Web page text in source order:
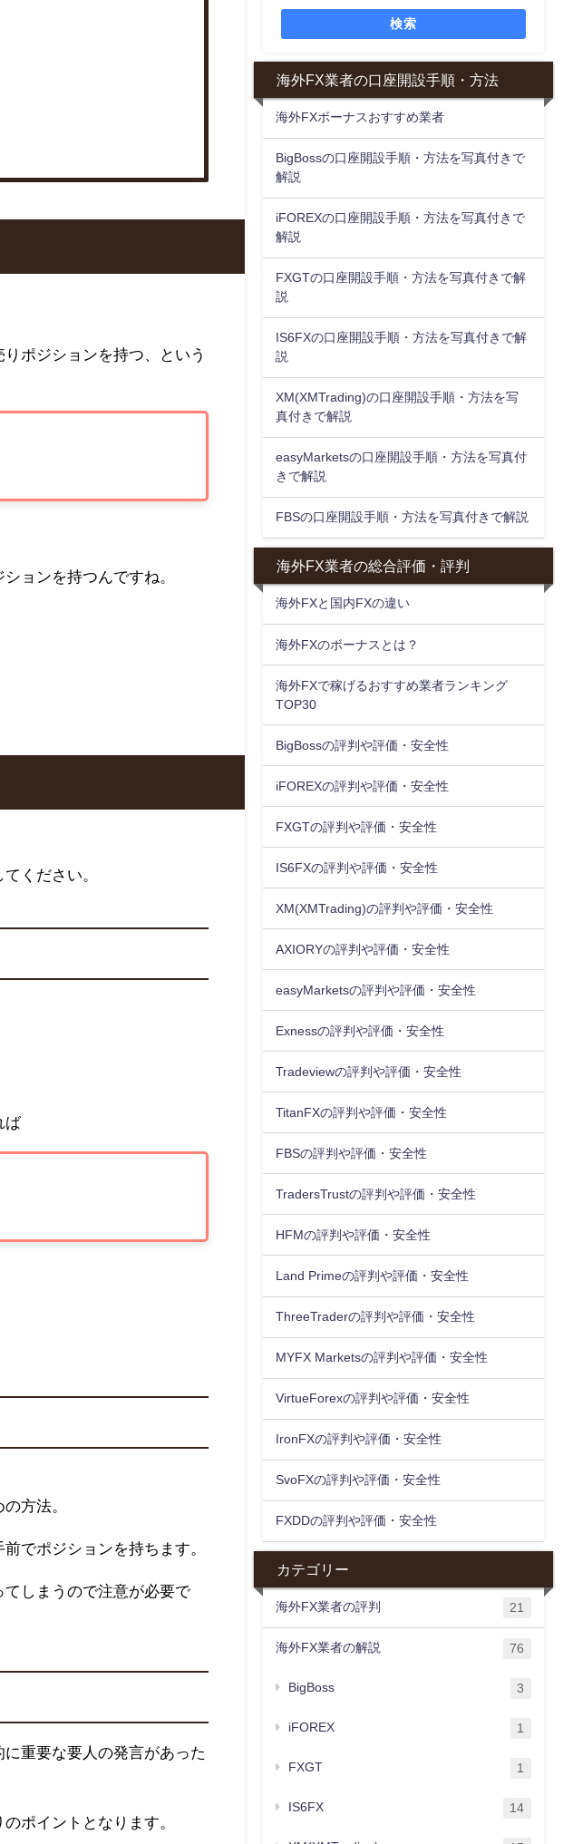
ポジションを持つ、という
ョンを持つんですね。
ください。
ば
方法。
でポジションを持ちます。
しまうので注意が必要で
重要な要人の発言があった
ポイントとなります。
検索
海外FX業者の口座開設手順・方法
海外FXボーナスおすすめ業者
BigBossの口座開設手順・方法を写真付きで
解説
iFOREXの口座開設手順・方法を写真付きで
解説
FXGTの口座開設手順・方法を写真付きで解
説
IS6FXの口座開設手順・方法を写真付きで解
説
XM(XMTrading)の口座開設手順・方法を写
真付きで解説
easyMarketsの口座開設手順・方法を写真付
きで解説
FBSの口座開設手順・方法を写真付きで解説
海外FX業者の総合評価・評判
海外FXと国内FXの違い
海外FXのボーナスとは？
海外FXで稼げるおすすめ業者ランキング
TOP30
BigBossの評判や評価・安全性
iFOREXの評判や評価・安全性
FXGTの評判や評価・安全性
IS6FXの評判や評価・安全性
XM(XMTrading)の評判や評価・安全性
AXIORYの評判や評価・安全性
easyMarketsの評判や評価・安全性
Exnessの評判や評価・安全性
Tradeviewの評判や評価・安全性
TitanFXの評判や評価・安全性
FBSの評判や評価・安全性
TradersTrustの評判や評価・安全性
HFMの評判や評価・安全性
Land Primeの評判や評価・安全性
ThreeTraderの評判や評価・安全性
MYFX Marketsの評判や評価・安全性
VirtueForexの評判や評価・安全性
IronFXの評判や評価・安全性
SvoFXの評判や評価・安全性
FXDDの評判や評価・安全性
カテゴリー
海外FX業者の評判 21
海外FX業者の解説 76
BigBoss 3
iFOREX 1
FXGT 1
IS6FX 14